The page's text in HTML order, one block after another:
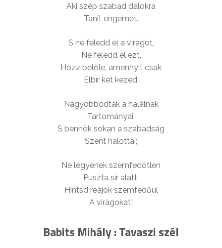
Aki szép szabad dalokra
Tanít engemet.
S ne feledd el a virágot,
Ne feledd el ezt,
Hozz belőle, amennyit csak
Elbír két kezed.
Nagyobbodtak a halálnak
Tartományai,
S bennök sokan a szabadság
Szent halottai;
Ne legyenek szemfedőtlen
Puszta sír alatt,
Hintsd reájok szemfedőül
A virágokat!
Babits Mihály : Tavaszi szél